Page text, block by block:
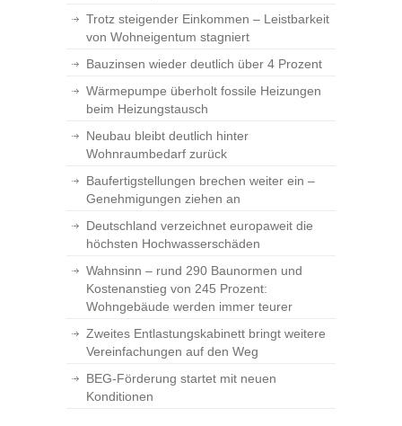
Trotz steigender Einkommen – Leistbarkeit
von Wohneigentum stagniert
Bauzinsen wieder deutlich über 4 Prozent
Wärmepumpe überholt fossile Heizungen
beim Heizungstausch
Neubau bleibt deutlich hinter
Wohnraumbedarf zurück
Baufertigstellungen brechen weiter ein –
Genehmigungen ziehen an
Deutschland verzeichnet europaweit die
höchsten Hochwasserschäden
Wahnsinn – rund 290 Baunormen und
Kostenanstieg von 245 Prozent:
Wohngebäude werden immer teurer
Zweites Entlastungskabinett bringt weitere
Vereinfachungen auf den Weg
BEG-Förderung startet mit neuen
Konditionen